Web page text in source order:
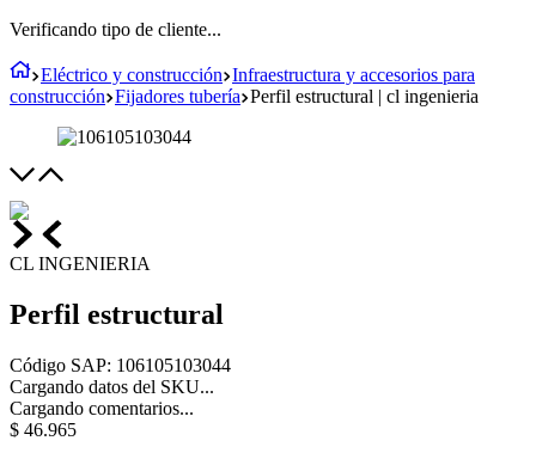
Verificando tipo de cliente...
Eléctrico y construcción Infraestructura y accesorios para
construcción Fijadores tubería Perfil estructural | cl ingenieria
CL INGENIERIA
Perfil estructural
Código SAP: 106105103044
Cargando datos del SKU...
Cargando comentarios...
$ 46.965